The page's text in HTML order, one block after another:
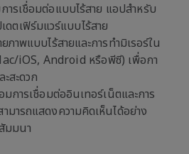
ารเชื่อมต่อแบบไร้สาย แอปสําหรับ
ดตเฟิร์มแวร์แบบไร้สาย
ภาพแบบไร้สายและการทํามิเรอร์ใน
iOS, Android หรือพีซี) เพื่อกา
สะดวก
มการเชื่อมต่ออินเทอร์เน็ตและการ
ารถแสดงความคิดเห็นได้อย่าง
มมนา